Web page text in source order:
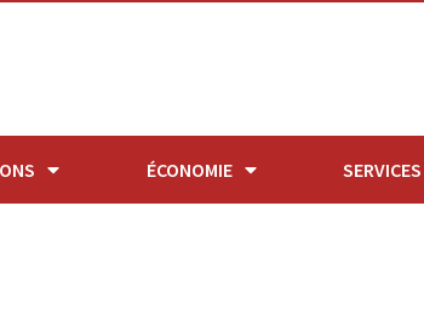
ÉCONOMIE SERVICES